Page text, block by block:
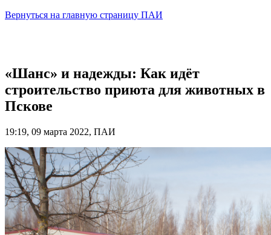
Вернуться на главную страницу ПАИ
«Шанс» и надежды: Как идёт
строительство приюта для животных в
Пскове
19:19, 09 марта 2022, ПАИ